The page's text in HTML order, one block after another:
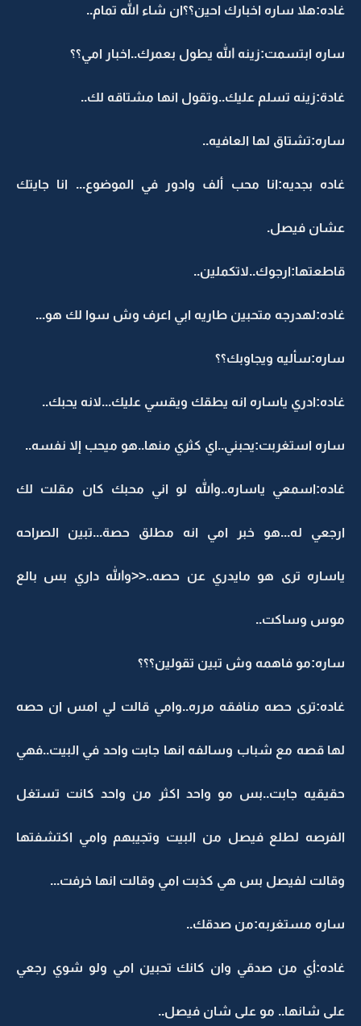
غاده:هلا ساره اخبارك احين؟؟ان شاء الله تمام..
ساره ابتسمت:زينه الله يطول بعمرك..اخبار امي؟؟
غادة:زينه تسلم عليك..وتقول انها مشتاقه لك..
ساره:تشتاق لها العافيه..
غاده بجديه:انا محب ألف وادور في الموضوع... انا جايتك
عشان فيصل.
قاطعتها:ارجوك..لاتكملين..
غاده:لهدرجه متحبين طاريه ابي اعرف وش سوا لك هو...
ساره:سأليه ويجاوبك؟؟
غاده:ادري ياساره انه يطقك ويقسي عليك...لانه يحبك..
ساره استغربت:يحبني..اي كثري منها..هو ميحب إلا نفسه..
غاده:اسمعي ياساره..والله لو اني محبك كان مقلت لك
ارجعي له...هو خبر امي انه مطلق حصة...تبين الصراحه
ياساره ترى هو مايدري عن حصه..<<والله داري بس بالع
موس وساكت..
ساره:مو فاهمه وش تبين تقولين؟؟؟
غاده:ترى حصه منافقه مرره..وامي قالت لي امس ان حصه
لها قصه مع شباب وسالفه انها جابت واحد في البيت..فهي
حقيقيه جابت..بس مو واحد اكثر من واحد كانت تستغل
الفرصه لطلع فيصل من البيت وتجيبهم وامي اكتشفتها
وقالت لفيصل بس هي كذبت امي وقالت انها خرفت...
ساره مستغربه:من صدقك..
غاده:أي من صدقي وان كانك تحبين امي ولو شوي رجعي
على شانها.. مو على شان فيصل..